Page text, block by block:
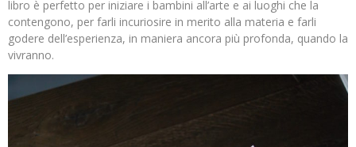
libro è perfetto per iniziare i bambini all’arte e ai luoghi che la
contengono, per farli incuriosire in merito alla materia e farli
godere dell’esperienza, in maniera ancora più profonda, quando la
vivranno.